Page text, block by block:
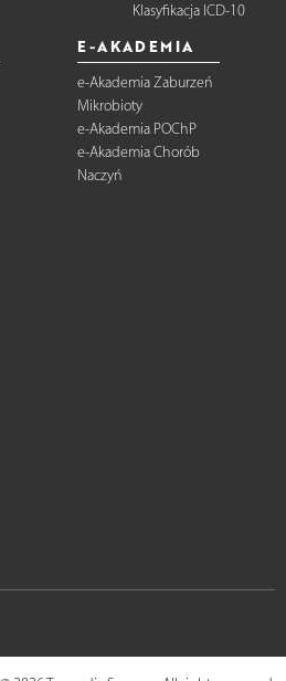
Klasyfikacja ICD-10
E-AKADEMIA
e-Akademia Zaburzeń
Mikrobioty
e-Akademia POChP
e-Akademia Chorób
Naczyń